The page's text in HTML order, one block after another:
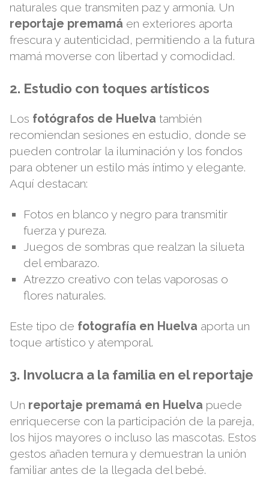
naturales que transmiten paz y armonía. Un
reportaje premamá en exteriores aporta
frescura y autenticidad, permitiendo a la futura
mamá moverse con libertad y comodidad.
2. Estudio con toques artísticos
Los fotógrafos de Huelva también
recomiendan sesiones en estudio, donde se
pueden controlar la iluminación y los fondos
para obtener un estilo más íntimo y elegante.
Aquí destacan:
Fotos en blanco y negro para transmitir
fuerza y pureza.
Juegos de sombras que realzan la silueta
del embarazo.
Atrezzo creativo con telas vaporosas o
flores naturales.
Este tipo de fotografía en Huelva aporta un
toque artístico y atemporal.
3. Involucra a la familia en el reportaje
Un reportaje premamá en Huelva puede
enriquecerse con la participación de la pareja,
los hijos mayores o incluso las mascotas. Estos
gestos añaden ternura y demuestran la unión
familiar antes de la llegada del bebé.